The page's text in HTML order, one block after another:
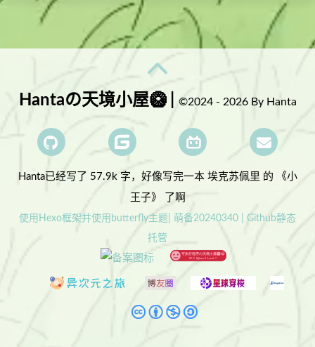
Hantaの天境小屋🥝 | ©2024 - 2026 By Hanta
Hanta已经写了 57.9k 字， 好像写完一本 埃克苏佩里 的 《小
王子》 了啊
使用Hexo框架并使用butterfly主题| 萌备20240340 | Github静态
托管